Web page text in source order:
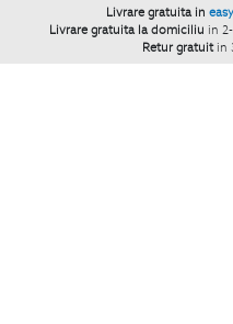
Livrare gratuita in easy
Livrare gratuita la domiciliu in
Retur gratuit in